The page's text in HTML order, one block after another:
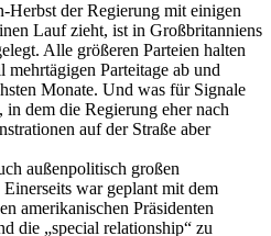
der Regierung mit einigen
Lauf zieht, ist in Großbritanniens
Alle größeren Parteien halten
Parteitage ab und
Monate. Und was für Signale
dem die Regierung eher nach
auf der Straße aber
außenpolitisch großen
war geplant mit dem
amerikanischen Präsidenten
die „special relationship“ zu